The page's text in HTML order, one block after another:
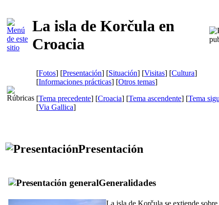
La isla de Korčula en
Croacia
[Fotos] [Presentación] [Situación] [Visitas] [Cultura]
[Informaciones prácticas] [Otros temas]
[Tema precedente] [Croacia] [Tema ascendente] [Tema
[Via Gallica]
Presentación
Generalidades
La isla de Korčula se extiende